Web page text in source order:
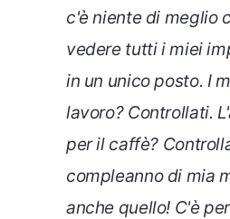
c'è niente di meglio
vedere tutti i miei
in un unico posto. I
lavoro? Controllati.
per il caffè?
compleanno di mia
anche quello! C'è